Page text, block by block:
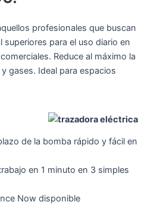
profesionales que buscan
para el uso diario en
Reduce al máximo la
gases. Ideal para espacios
de la bomba rápido y fácil en
en 1 minuto en 3 simples
Now disponible